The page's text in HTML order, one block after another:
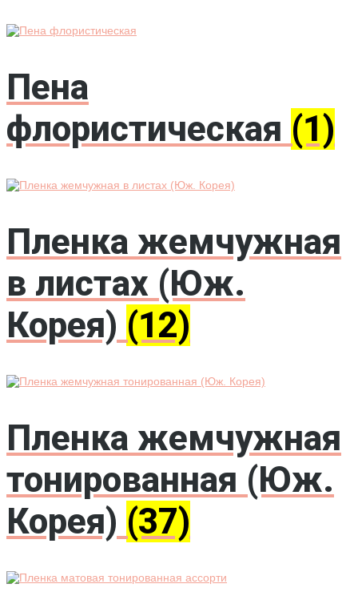
Пена
флористическая (1)
Пленка жемчужная
в листах (Юж.
Корея) (12)
Пленка жемчужная
тонированная (Юж.
Корея) (37)